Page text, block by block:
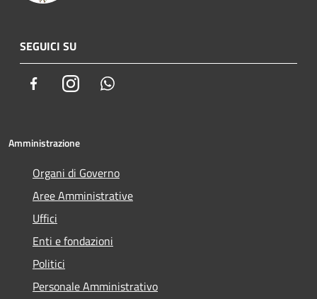
SEGUICI SU
FacebookInstagram
Amministrazione
Organi di Governo
Aree Amministrative
Uffici
Enti e fondazioni
Politici
Personale Amministrativo